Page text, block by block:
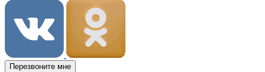
Перезвоните мне